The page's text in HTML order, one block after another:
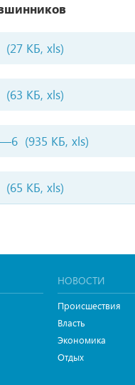
(27 КБ, xls)
(63 КБ, xls)
(935 КБ, xls)
(65 КБ, xls)
НОВОСТИ
Происшествия
Власть
Экономика
Отдых